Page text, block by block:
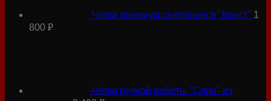
Четки премиум светящиеся "Крест" 1
800 ₽
Четки ручной работы "Слон" из